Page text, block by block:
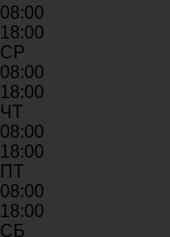
08:00
18:00
СР
08:00
18:00
ЧТ
08:00
18:00
ПТ
08:00
18:00
СБ